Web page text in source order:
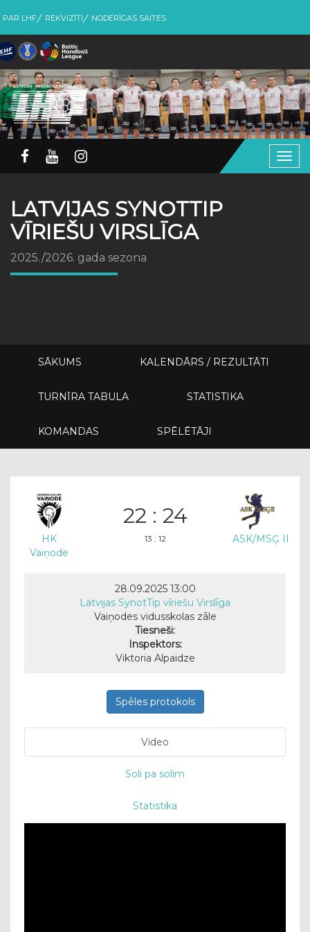
PAR LHF REKVIZĪTI NODERĪGAS SAITES
LATVIJAS SYNOTTIP
VĪRIEŠU VIRSLĪGA
2025./2026. gada sezona
SĀKUMS KALENDĀRS / REZULTĀTI
TURNĪRA TABULA STATISTIKA
KOMANDAS SPĒLĒTĀJI
HK
Vaiņode
22 : 24
13 : 12 ASK/MSĢ II
28.09.2025 13:00
Latvijas SynotTip vīriešu Virslīga
Vaiņodes vidusskolas zāle
Tiesneši:
Inspektors:
Viktoria Alpaidze
Spēles protokols
Video
Soli pa solim
Statistika